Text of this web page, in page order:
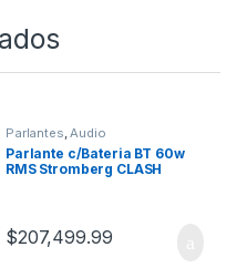
Parlantes,Audio
Parlante c/Bateria BT 60w
RMS Stromberg CLASH
$207,499.99